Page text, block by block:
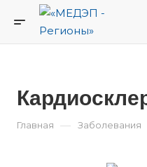
Главная — Заболевания